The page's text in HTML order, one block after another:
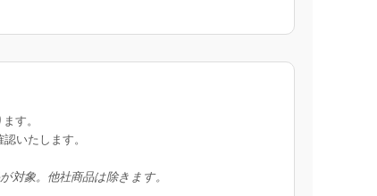
す。
いたします。
対象。他社商品は除きます。